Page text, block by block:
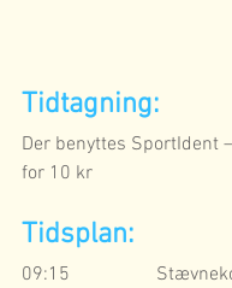
Tidtagning:
Der benyttes SportIdent
for 10 kr
Tidsplan:
09:15